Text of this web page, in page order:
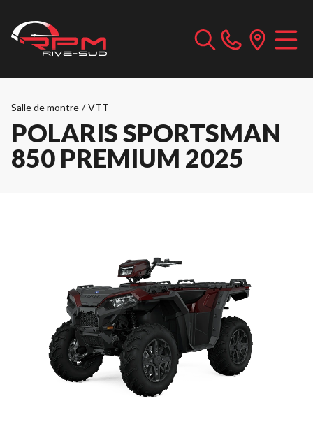
Salle de montre / VTT
POLARIS SPORTSMAN
850 PREMIUM 2025